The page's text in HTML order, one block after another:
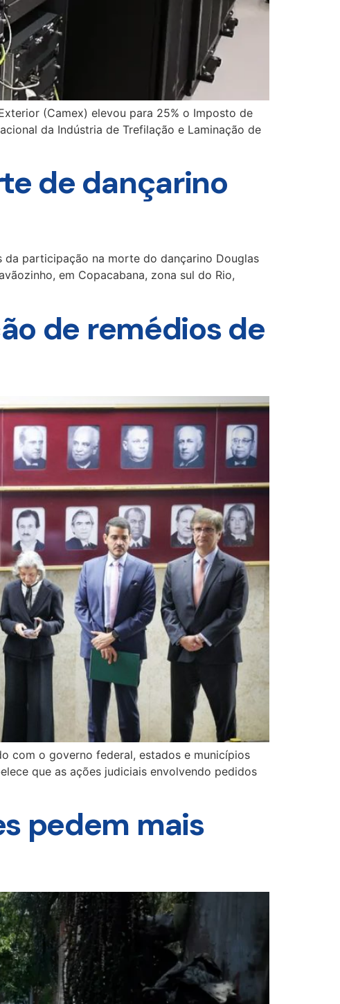
(Camex) elevou para 25% o Imposto de
da Indústria de Trefilação e Laminação de
de dançarino
da participação na morte do dançarino Douglas
em Copacabana, zona sul do Rio,
de remédios de
com o governo federal, estados e municípios
que as ações judiciais envolvendo pedidos
pedem mais